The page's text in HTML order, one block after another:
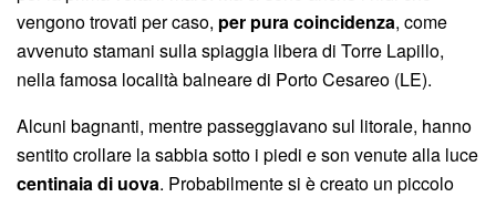
vengono trovati per caso, per pura coincidenza, come
avvenuto stamani sulla spiaggia libera di Torre Lapillo,
nella famosa località balneare di Porto Cesareo (LE).
Alcuni bagnanti, mentre passeggiavano sul litorale, hanno
sentito crollare la sabbia sotto i piedi e son venute alla luce
centinaia di uova. Probabilmente si è creato un piccolo